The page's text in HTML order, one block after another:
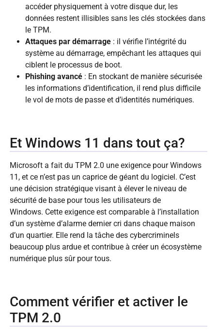
accéder physiquement à votre disque dur, les
données restent illisibles sans les clés stockées dans
le TPM.
Attaques par démarrage : il vérifie l’intégrité du
système au démarrage, empêchant les attaques qui
ciblent le processus de boot.
Phishing avancé : En stockant de manière sécurisée
les informations d’identification, il rend plus difficile
le vol de mots de passe et d’identités numériques.
Et Windows 11 dans tout ça?
Microsoft a fait du TPM 2.0 une exigence pour Windows
11, et ce n’est pas un caprice de géant du logiciel. C’est
une décision stratégique visant à élever le niveau de
sécurité de base pour tous les utilisateurs de
Windows. Cette exigence est comparable à l’installation
d’un système d’alarme dernier cri dans chaque maison
d’un quartier. Elle rend la tâche des cybercriminels
beaucoup plus ardue et contribue à créer un écosystème
numérique plus sûr pour tous.
Comment vérifier et activer le
TPM 2.0